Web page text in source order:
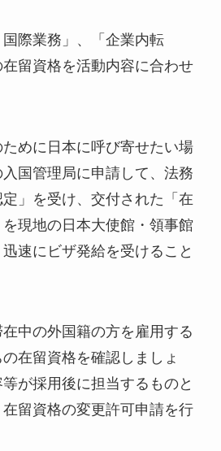
国際業務」、「企業内転
留資格を活動内容に合わせ
めに日本に呼び寄せたい場
国管理局に申請して、法務
」を受け、交付された「在
現地の日本大使館・領事館
速にビザ発給を受けること
中の外国籍の方を雇用する
在留資格を確認しましょ
が採用後に担当するものと
留資格の変更許可申請を行